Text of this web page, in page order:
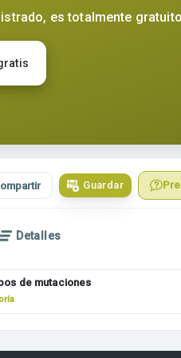
es totalmente
Guardar
Detalles
de mutaciones